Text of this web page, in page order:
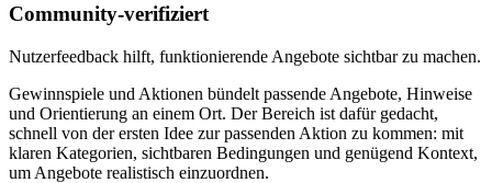
Community-verifiziert
Nutzerfeedback hilft, funktionierende Angebote sichtbar zu machen.
Gewinnspiele und Aktionen bündelt passende Angebote, Hinweise
und Orientierung an einem Ort. Der Bereich ist dafür gedacht,
schnell von der ersten Idee zur passenden Aktion zu kommen: mit
klaren Kategorien, sichtbaren Bedingungen und genügend Kontext,
um Angebote realistisch einzuordnen.